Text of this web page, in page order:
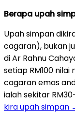
Berapa upah
Upah simpan
cagaran), bukan
di Ar Rahnu
setiap RM100
cagaran emas
ialah sekitar
kira upah simpan